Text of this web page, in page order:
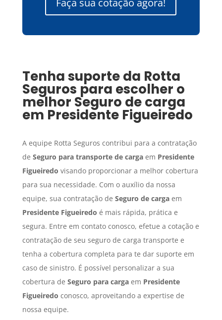
Faça sua cotação agora!
Tenha suporte da Rotta
Seguros para escolher o
melhor Seguro de carga
em Presidente Figueiredo
A equipe Rotta Seguros contribui para a contratação
de Seguro para transporte de cargaem Presidente
Figueiredo visando proporcionar a melhor cobertura
para sua necessidade. Com o auxílio da nossa
equipe, sua contratação de Seguro de cargaem
Presidente Figueiredo é mais rápida, prática e
segura. Entre em contato conosco, efetue a cotação e
contratação de seu seguro de carga transporte e
tenha a cobertura completa para te dar suporte em
caso de sinistro. É possível personalizar a sua
cobertura de Seguro para cargaem Presidente
Figueiredo conosco, aproveitando a expertise de
nossa equipe.